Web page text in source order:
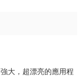
大，超漂亮的應用程